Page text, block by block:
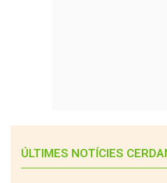
ÚLTIMES NOTÍCIES